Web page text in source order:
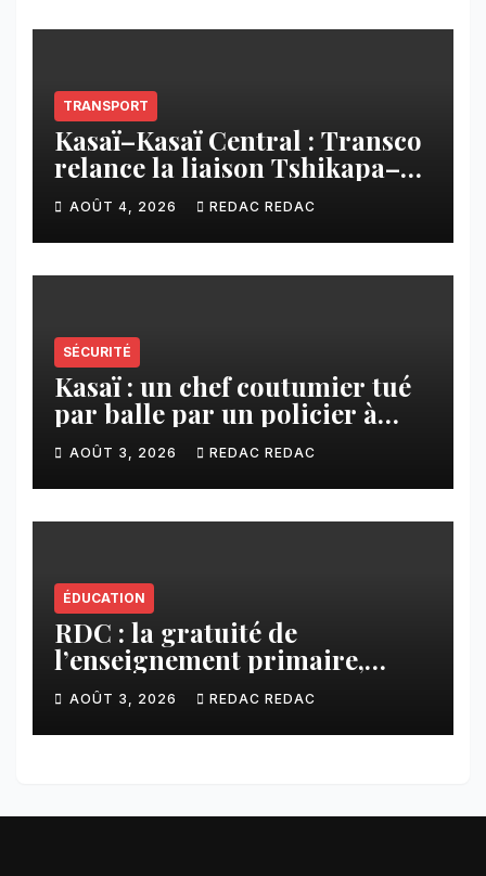
TRANSPORT
Kasaï–Kasaï Central : Transco
relance la liaison Tshikapa–
Tshiamu pour faciliter les
échanges
AOÛT 4, 2026 REDAC REDAC
SÉCURITÉ
Kasaï : un chef coutumier tué
par balle par un policier à
Kamuesha, la tension monte
AOÛT 3, 2026 REDAC REDAC
ÉDUCATION
RDC : la gratuité de
l’enseignement primaire,
vision phare du Président
Félix Tshisekedi réaffirmée
par une circulaire du
AOÛT 3, 2026 REDAC REDAC